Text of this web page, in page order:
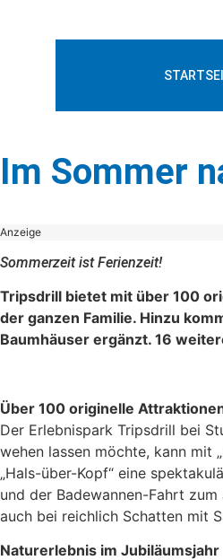
Im Sommer
Anzeige
Sommerzeit ist Ferienzeit!
Tripsdrill bietet mit über 100
der ganzen Familie. Hinzu
Baumhäuser ergänzt. 16
Über 100 originelle
Der Erlebnispark Tripsdrill bei
wehen lassen möchte, kann mit
„Hals-über-Kopf“ eine
und der Badewannen-Fahrt
auch bei reichlich Schatten mit
Naturerlebnis im Jubiläumsjahr